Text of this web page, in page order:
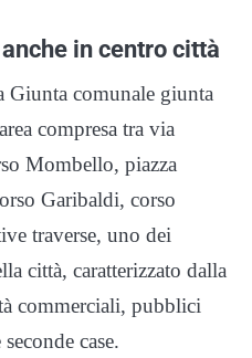
in centro città
comunale giunta
compresa tra via
Mombello, piazza
Garibaldi, corso
traverse, uno dei
città, caratterizzato dalla
commerciali, pubblici
case.